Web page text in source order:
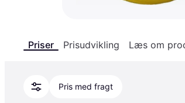
Priser Prisudvikling Læs om
Pris med fragt